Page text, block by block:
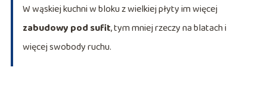
W wąskiej kuchni w bloku z wielkiej płyty im więcej
zabudowy pod sufit, tym mniej rzeczy na blatach i
więcej swobody ruchu.